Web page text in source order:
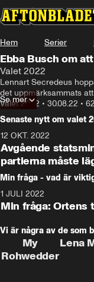
Hem Serier
Ebba Busch om
Valet 2022
Lennart Secredeus
det uppmärksammats
budskap.
I SVT:s utfrågning fick
tycker om beslutet.
– Jag tycker att det var
otydlighet kring var vi
kommer stå bakom den,
Valet 2022 • 30.08.22 •
Se mer
Senaste nytt om valet
12 OKT. 2022
Avgående
partierna måste
Min fråga - vad är
1 JULI 2022
Min fråga: Ortens
Vi är några av de som
My
Rohwedder
Lena